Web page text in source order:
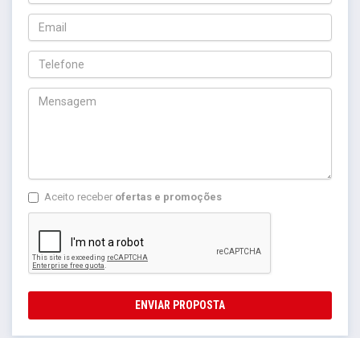
Aceito receber ofertas e promoções
ENVIAR PROPOSTA